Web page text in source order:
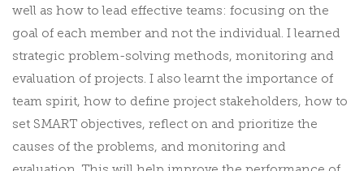
well as how to lead effective teams: focusing on the
goal of each member and not the individual. I learned
strategic problem-solving methods, monitoring and
evaluation of projects. I also learnt the importance of
team spirit, how to define project stakeholders, how to
set SMART objectives, reflect on and prioritize the
causes of the problems, and monitoring and